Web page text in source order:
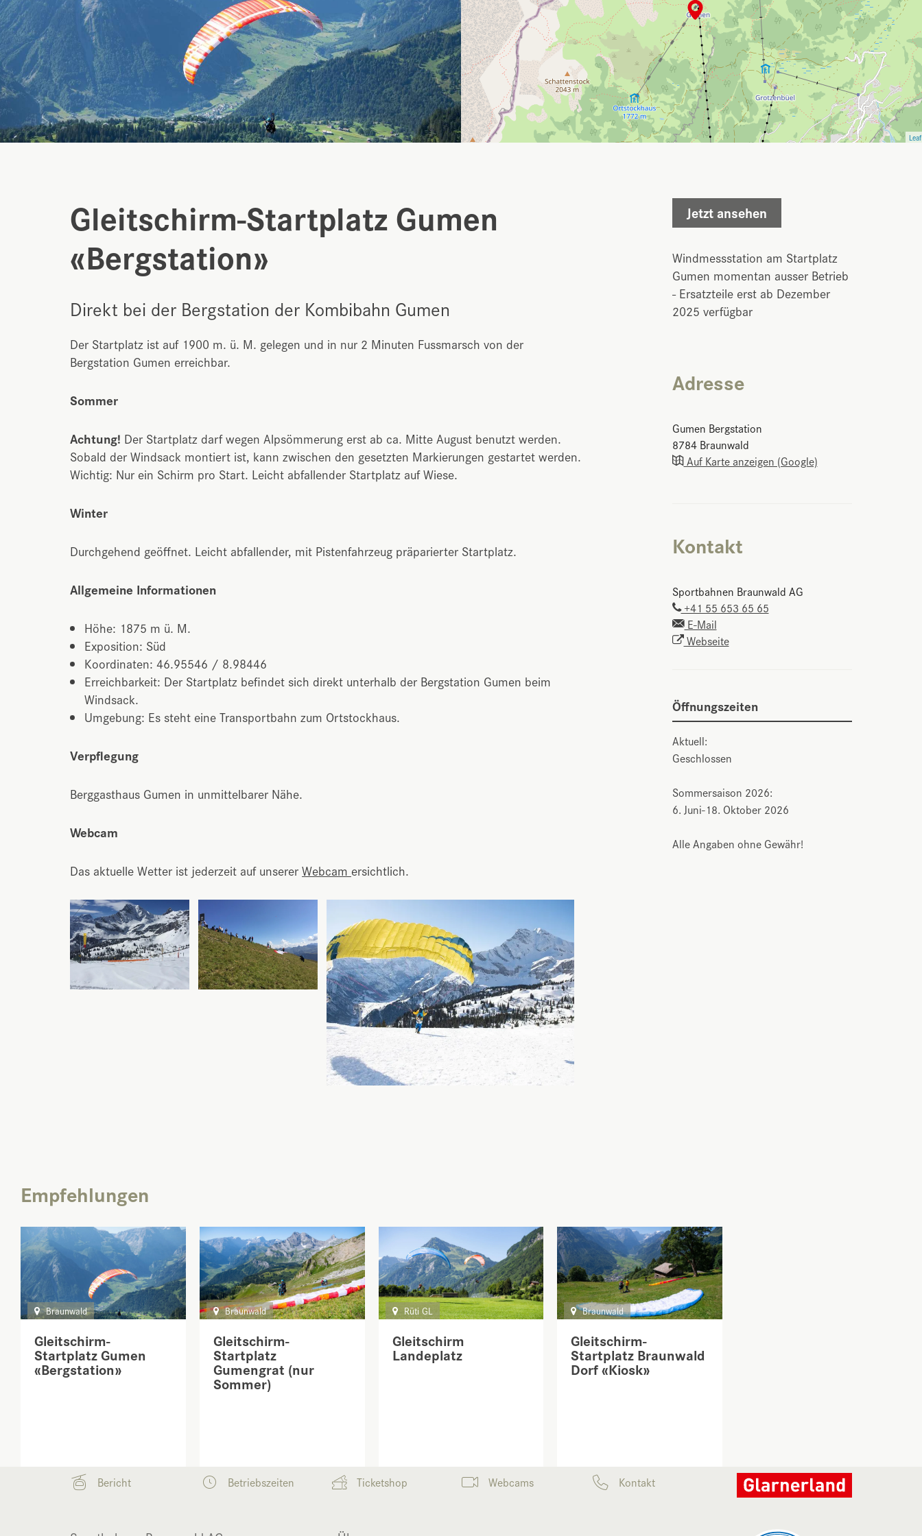
Gleitschirm-Startplatz Gumen
«Bergstation»
Direkt bei der Bergstation der Kombibahn Gumen
Der Startplatz ist auf 1900 m. ü. M. gelegen und in nur 2 Minuten Fussmarsch von der
Bergstation Gumen erreichbar.
Sommer
Achtung! Der Startplatz darf wegen Alpsömmerung erst ab ca. Mitte August benutzt werden.
Sobald der Windsack montiert ist, kann zwischen den gesetzten Markierungen gestartet werden.
Wichtig: Nur ein Schirm pro Start. Leicht abfallender Startplatz auf Wiese.
Winter
Durchgehend geöffnet. Leicht abfallender, mit Pistenfahrzeug präparierter Startplatz.
Allgemeine Informationen
Höhe: 1875 m ü. M.
Exposition: Süd
Koordinaten: 46.95546 / 8.98446
Erreichbarkeit: Der Startplatz befindet sich direkt unterhalb der Bergstation Gumen beim
Windsack.
Umgebung: Es steht eine Transportbahn zum Ortstockhaus.
Verpflegung
Berggasthaus Gumen in unmittelbarer Nähe.
Webcam
Das aktuelle Wetter ist jederzeit auf unsererWebcam ersichtlich.
Jetzt ansehen
Windmessstation am Startplatz
Gumen momentan ausser Betrieb
- Ersatzteile erst ab Dezember
2025 verfügbar
Adresse
Gumen Bergstation
8784 Braunwald
Auf Karte anzeigen (Google)
Kontakt
Sportbahnen Braunwald AG
+41 55 653 65 65
E-Mail
Webseite
Öffnungszeiten
Aktuell:
Geschlossen
Sommersaison 2026:
6. Juni-18. Oktober 2026
Alle Angaben ohne Gewähr!
Empfehlungen
Gleitschirm-
Startplatz Gumen
«Bergstation»
Braunwald
Gleitschirm-
Startplatz
Gumengrat (nur
Sommer)
Braunwald
Gleitschirm
Landeplatz
Rüti GL
Gleitschirm-
Startplatz Braunwald
Dorf «Kiosk»
Braunwald
Bericht Betriebszeiten Ticketshop Webcams Kontakt